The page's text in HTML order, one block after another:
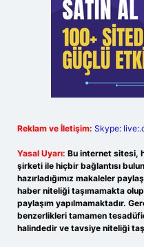
Reklam ve İletişim: Skype:
Yasal Uyarı: Bu internet sitesi,
şirketi ile hiçbir bağlantısı
hazırladığımız makaleler
haber niteliği taşımamakta
paylaşım yapılmamaktadır.
benzerlikleri tamamen
halindedir ve tavsiye niteliği